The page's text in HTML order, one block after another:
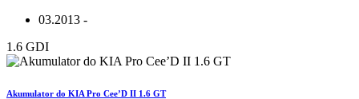
03.2013 -
1.6 GDI
Akumulator do KIA Pro Cee’D II 1.6 GT